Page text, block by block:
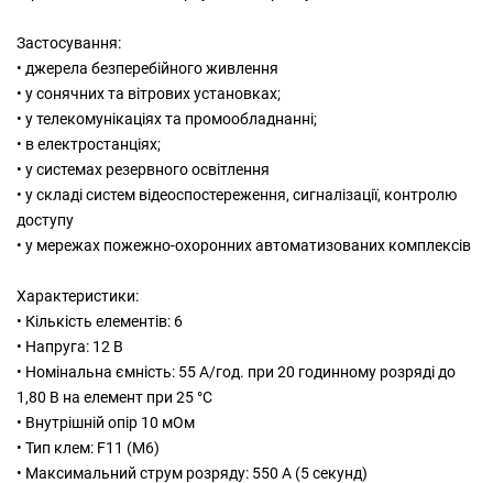
Застосування:
• джерела безперебійного живлення
• у сонячних та вітрових установках;
• у телекомунікаціях та промообладнанні;
• в електростанціях;
• у системах резервного освітлення
• у складі систем відеоспостереження, сигналізації, контролю
доступу
• у мережах пожежно-охоронних автоматизованих комплексів
Характеристики:
• Кількість елементів: 6
• Напруга: 12 В
• Номінальна ємність: 55 A/год. при 20 годинному розряді до
1,80 В на елемент при 25 °C
• Внутрішній опір 10 мОм
• Тип клем: F11 (M6)
• Максимальний струм розряду: 550 А (5 секунд)